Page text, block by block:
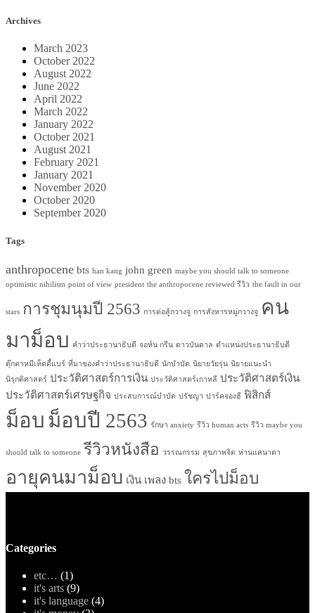
Archives
March 2023
October 2022
August 2022
June 2022
April 2022
March 2022
January 2022
October 2021
August 2021
February 2021
January 2021
November 2020
October 2020
September 2020
Tags
anthropocene bts han kang john green maybe you should talk to someone
optimistic nihilism point of view president the anthropocene reviewed รีวิว the fault in our
stars การชุมนุมปี 2563 การต่อสู้กวางจู การสังหารหมู่กวางจู คน
มาม็อบ
คำว่าประธานาธิบดี จอห์น กรีน ดาวบันดาล ตำแหน่งประธานาธิบดี
ตุ๊กตาหมีเท็ดดี้แบร์ ที่มาของคำว่าประธานาธิบดี นักบำบัด นิยายวัยรุ่น นิยายแนะนำ
นิรุกติศาสตร์ ประวัติศาสตร์การเงิน ประวัติศาสตร์เกาหลี ประวัติศาสตร์เงิน
ประวัติศาสตร์เศรษฐกิจ ประสบการณ์บำบัด ปรัชญา ปาร์คจองฮี ฟิสิกส์
ม็อบ ม็อบปี 2563 รักษา anxiety รีวิว human acts รีวิว maybe you
should talk to someone รีวิวหนังสือ วรรณกรรม สุขภาพจิต ห่านแคนาดา
อายุคนมาม็อบ เงิน เพลง bts ใครไปม็อบ
Categories
etc… (1)
it's arts (9)
it's language (4)